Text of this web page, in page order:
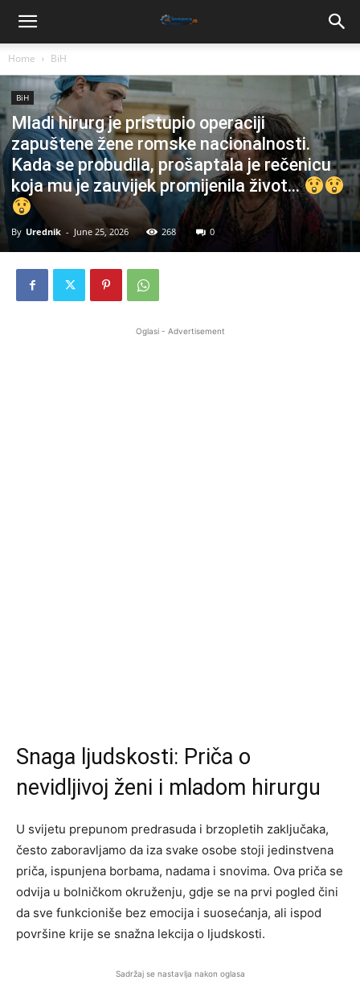
Home BiH
BiH
Mladi hirurg je pristupio operaciji
zapuštene žene romske nacionalnosti.
Kada se probudila, prošaptala je rečenicu
koja mu je zauvijek promijenila život…
By Urednik - June 25, 2026 268 0
Oglasi - Advertisement
Snaga ljudskosti: Priča o
nevidljivoj ženi i mladom hirurgu
U svijetu prepunom predrasuda i brzopletih zaključaka,
često zaboravljamo da iza svake osobe stoji jedinstvena
priča, ispunjena borbama, nadama i snovima. Ova priča se
odvija u bolničkom okruženju, gdje se na prvi pogled čini
da sve funkcioniše bez emocija i suosećanja, ali ispod
površine krije se snažna lekcija o ljudskosti.
Sadržaj se nastavlja nakon oglasa